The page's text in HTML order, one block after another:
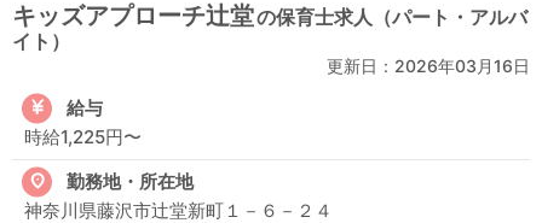
キッズアプローチ辻堂の保育士求人（パート・アルバ
イト）
更新日： 2026年03月16日
給与
時給1,225円〜
勤務地・所在地
神奈川県藤沢市辻堂新町１－６－２４